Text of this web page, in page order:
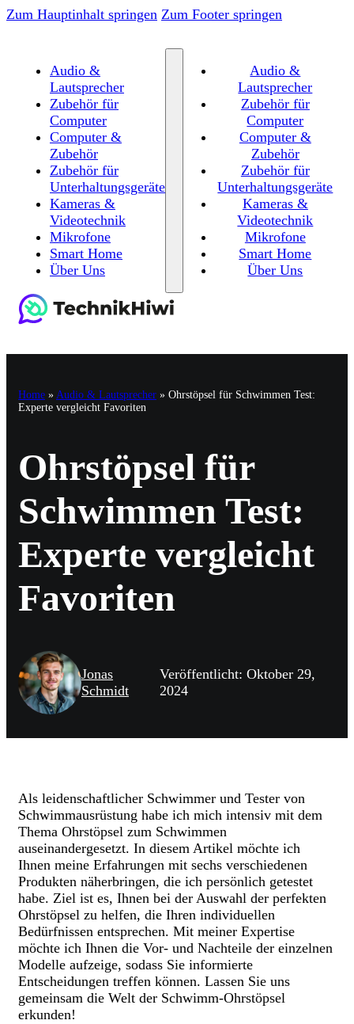
Zum Hauptinhalt springen Zum Footer springen
Audio &
Lautsprecher
Zubehör für
Computer
Computer &
Zubehör
Zubehör für
Unterhaltungsgeräte
Kameras &
Videotechnik
Mikrofone
Smart Home
Über Uns
Audio &
Lautsprecher
Zubehör für
Computer
Computer &
Zubehör
Zubehör für
Unterhaltungsgeräte
Kameras &
Videotechnik
Mikrofone
Smart Home
Über Uns
Home » Audio & Lautsprecher » Ohrstöpsel für Schwimmen Test:
Experte vergleicht Favoriten
Ohrstöpsel für
Schwimmen Test:
Experte vergleicht
Favoriten
Jonas
Schmidt
Veröffentlicht: Oktober 29,
2024
Als leidenschaftlicher Schwimmer und Tester von
Schwimmausrüstung habe ich mich intensiv mit dem
Thema Ohrstöpsel zum Schwimmen
auseinandergesetzt. In diesem Artikel möchte ich
Ihnen meine Erfahrungen mit sechs verschiedenen
Produkten näherbringen, die ich persönlich getestet
habe. Ziel ist es, Ihnen bei der Auswahl der perfekten
Ohrstöpsel zu helfen, die Ihren individuellen
Bedürfnissen entsprechen. Mit meiner Expertise
möchte ich Ihnen die Vor- und Nachteile der einzelnen
Modelle aufzeige, sodass Sie informierte
Entscheidungen treffen können. Lassen Sie uns
gemeinsam die Welt der Schwimm-Ohrstöpsel
erkunden!